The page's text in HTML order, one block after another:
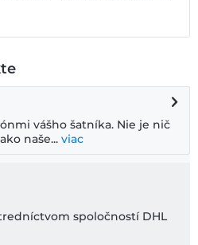
vášho šatníka. Nie je nič
naše... viac
spoločností DHL